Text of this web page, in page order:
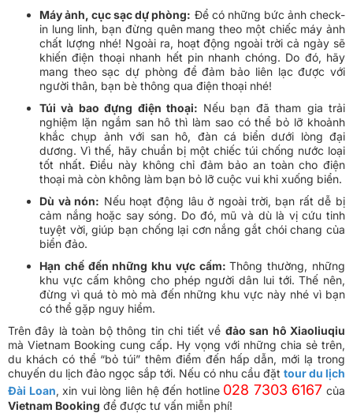
Máy ảnh, cục sạc dự phòng: Để có những bức ảnh check-
in lung linh, bạn đừng quên mang theo một chiếc máy ảnh
chất lượng nhé! Ngoài ra, hoạt động ngoài trời cả ngày sẽ
khiến điện thoại nhanh hết pin nhanh chóng. Do đó, hãy
mang theo sạc dự phòng để đảm bảo liên lạc được với
người thân, bạn bè thông qua điện thoại nhé!
Túi và bao đựng điện thoại: Nếu bạn đã tham gia trải
nghiệm lặn ngắm san hô thì làm sao có thể bỏ lỡ khoảnh
khắc chụp ảnh với san hô, đàn cá biển dưới lòng đại
dương. Vì thế, hãy chuẩn bị một chiếc túi chống nước loại
tốt nhất. Điều này không chỉ đảm bảo an toàn cho điện
thoại mà còn không làm bạn bỏ lỡ cuộc vui khi xuống biển.
Dù và nón: Nếu hoạt động lâu ở ngoài trời, bạn rất dễ bị
cảm nắng hoặc say sóng. Do đó, mũ và dù là vị cứu tinh
tuyệt vời, giúp bạn chống lại cơn nắng gắt chói chang của
biển đảo.
Hạn chế đến những khu vực cấm:Thông thường, những
khu vực cấm không cho phép người dân lui tới. Thế nên,
đừng vì quá tò mò mà đến những khu vực này nhé vì bạn
có thể gặp nguy hiểm.
Trên đây là toàn bộ thông tin chi tiết về đảo san hô Xiaoliuqiu
mà Vietnam Booking cung cấp. Hy vọng với những chia sẻ trên,
du khách có thể “bỏ túi” thêm điểm đến hấp dẫn, mới lạ trong
chuyến du lịch đảo ngọc sắp tới. Nếu có nhu cầu đặt tour du lịch
Đài Loan, xin vui lòng liên hệ đến hotline 028 7303 6167 của
Vietnam Booking để được tư vấn miễn phí!